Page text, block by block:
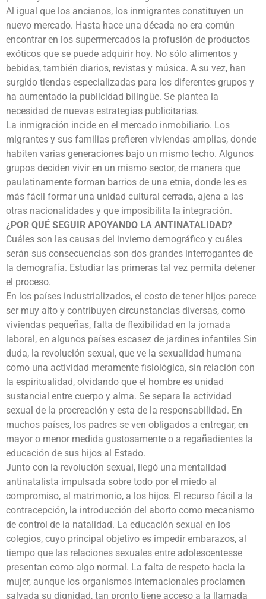
Al igual que los ancianos, los inmigrantes constituyen un
nuevo mercado. Hasta hace una década no era común
encontrar en los supermercados la profusión de productos
exóticos que se puede adquirir hoy. No sólo alimentos y
bebidas, también diarios, revistas y música. A su vez, han
surgido tiendas especializadas para los diferentes grupos y
ha aumentado la publicidad bilingüe. Se plantea la
necesidad de nuevas estrategias publicitarias.
La inmigración incide en el mercado inmobiliario. Los
migrantes y sus familias prefieren viviendas amplias, donde
habiten varias generaciones bajo un mismo techo. Algunos
grupos deciden vivir en un mismo sector, de manera que
paulatinamente forman barrios de una etnia, donde les es
más fácil formar una unidad cultural cerrada, ajena a las
otras nacionalidades y que imposibilita la integración.
¿POR QUÉ SEGUIR APOYANDO LA ANTINATALIDAD?
Cuáles son las causas del invierno demográfico y cuáles
serán sus consecuencias son dos grandes interrogantes de
la demografía. Estudiar las primeras tal vez permita detener
el proceso.
En los países industrializados, el costo de tener hijos parece
ser muy alto y contribuyen circunstancias diversas, como
viviendas pequeñas, falta de flexibilidad en la jornada
laboral, en algunos países escasez de jardines infantiles Sin
duda, la revolución sexual, que ve la sexualidad humana
como una actividad meramente fisiológica, sin relación con
la espiritualidad, olvidando que el hombre es unidad
sustancial entre cuerpo y alma. Se separa la actividad
sexual de la procreación y esta de la responsabilidad. En
muchos países, los padres se ven obligados a entregar, en
mayor o menor medida gustosamente o a regañadientes la
educación de sus hijos al Estado.
Junto con la revolución sexual, llegó una mentalidad
antinatalista impulsada sobre todo por el miedo al
compromiso, al matrimonio, a los hijos. El recurso fácil a la
contracepción, la introducción del aborto como mecanismo
de control de la natalidad. La educación sexual en los
colegios, cuyo principal objetivo es impedir embarazos, al
tiempo que las relaciones sexuales entre adolescentesse
presentan como algo normal. La falta de respeto hacia la
mujer, aunque los organismos internacionales proclamen
salvada su dignidad, tan pronto tiene acceso a la llamada